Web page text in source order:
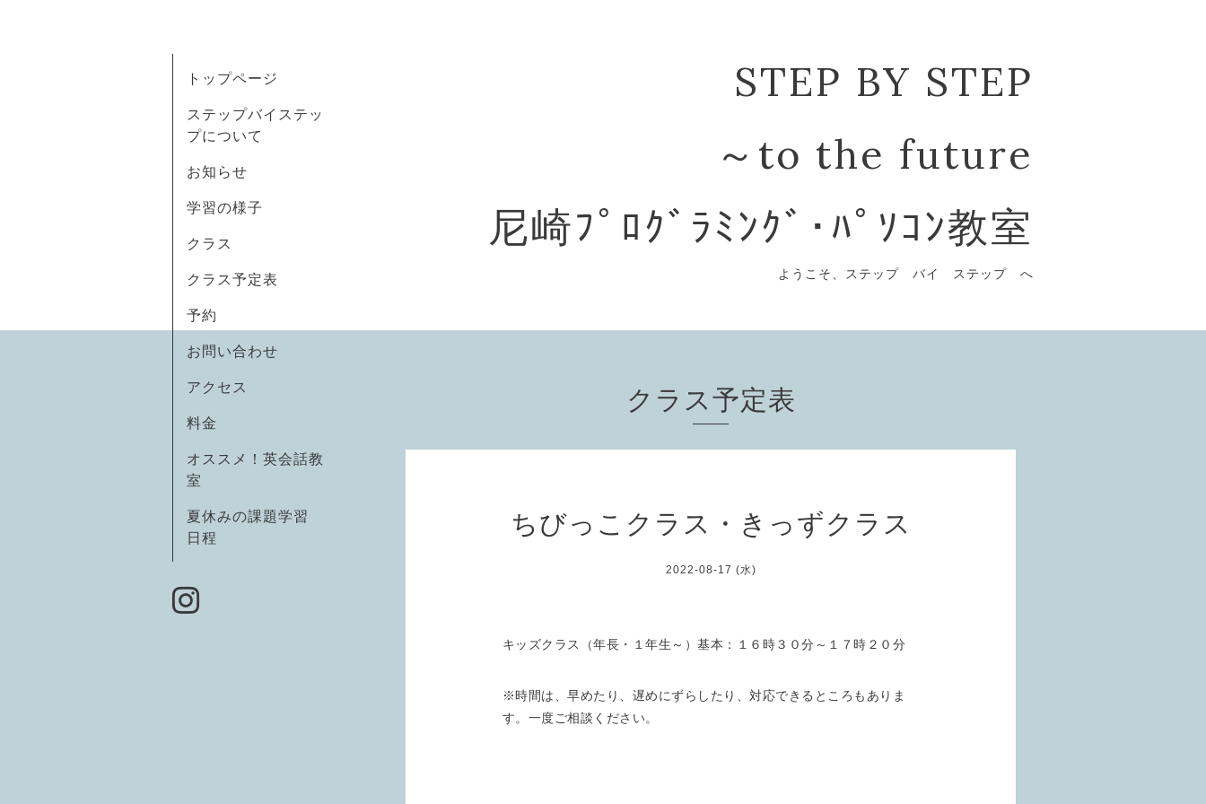
STEP BY STEP
～to the future
尼崎ﾌﾟﾛｸﾞﾗﾐﾝｸﾞ･ﾊﾟｿｺﾝ教室
ようこそ、ステップ バイ ステップ へ
トップページ
ステップバイステッ
プについて
お知らせ
学習の様子
クラス
クラス予定表
予約
お問い合わせ
アクセス
料金
オススメ！英会話教
室
夏休みの課題学習
日程
クラス予定表
ちびっこクラス・きっずクラス
2022-08-17 (水)
キッズクラス（年長・１年生～）基本：１６時３０分～１７時２０分
※時間は、早めたり、遅めにずらしたり、対応できるところもありま
す。一度ご相談ください。